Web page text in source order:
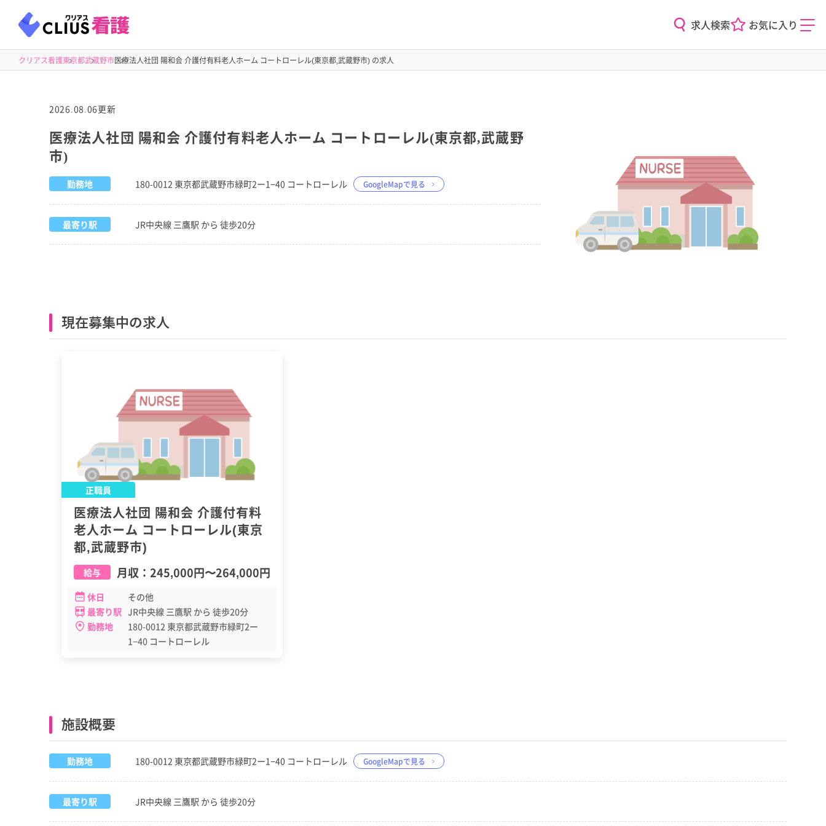
求人検索 お気に入り
クリアス看護東京都武蔵野市医療法人社団 陽和会 介護付有料老人ホーム コートローレル(東京都,武蔵野市) の求人
2026.08.06更新
医療法人社団 陽和会 介護付有料老人ホーム コートローレル(東京都,武蔵野
市)
勤務地 180-0012 東京都武蔵野市緑町2ー1−40 コートローレル GoogleMapで見る
最寄り駅 JR中央線 三鷹駅 から 徒歩20分
現在募集中の求人
正職員
医療法人社団 陽和会 介護付有料
老人ホーム コートローレル(東京
都,武蔵野市)
給与 月収： 245,000円〜264,000円
休日
その他
最寄り駅 JR中央線 三鷹駅 から 徒歩20分
勤務地
180-0012 東京都武蔵野市緑町2ー
1−40 コートローレル
施設概要
勤務地 180-0012 東京都武蔵野市緑町2ー1−40 コートローレル GoogleMapで見る
最寄り駅 JR中央線 三鷹駅 から 徒歩20分